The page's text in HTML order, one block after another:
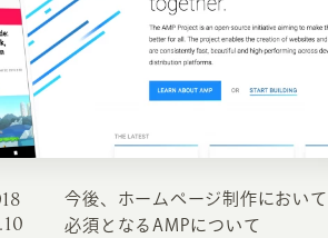
今後、ホームページ制作において
必須となるAMPについて